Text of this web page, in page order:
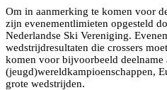
Om in aanmerking te komen voor
zijn evenementlimieten opgesteld
Nederlandse Ski Vereniging.
wedstrijdresultaten die crossers
komen voor bijvoorbeeld deelname
(jeugd)wereldkampioenschappen,
grote wedstrijden.